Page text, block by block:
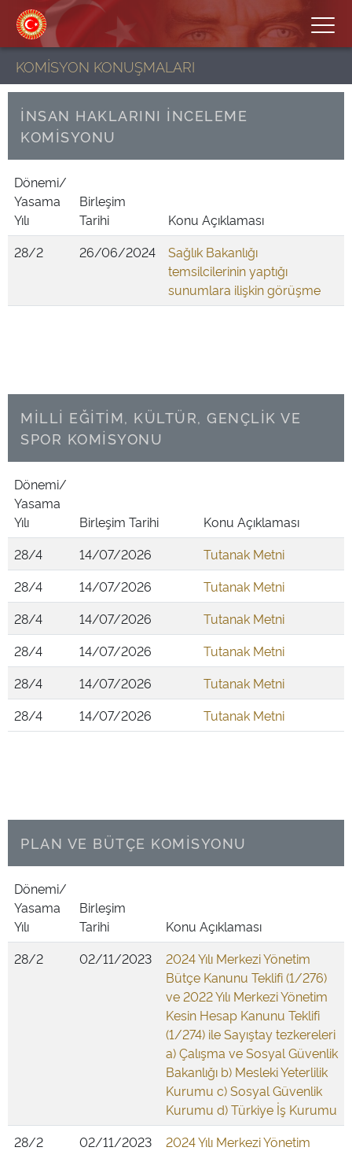
KOMİSYON KONUŞMALARI
İNSAN HAKLARINI İNCELEME
KOMİSYONU
Dönemi/
Yasama
Yılı
Birleşim
Tarihi
Konu Açıklaması
28/2
26/06/2024
Sağlık Bakanlığı
temsilcilerinin yaptığı
sunumlara ilişkin görüşme
MİLLİ EĞİTİM, KÜLTÜR, GENÇLİK VE
SPOR KOMİSYONU
Dönemi/
Yasama
Yılı
Birleşim Tarihi
Konu Açıklaması
28/4
14/07/2026
Tutanak Metni
28/4
14/07/2026
Tutanak Metni
28/4
14/07/2026
Tutanak Metni
28/4
14/07/2026
Tutanak Metni
28/4
14/07/2026
Tutanak Metni
28/4
14/07/2026 Tutanak Metni
PLAN VE BÜTÇE KOMİSYONU
Dönemi/
Yasama
Yılı
Birleşim
Tarihi
Konu Açıklaması
28/2
02/11/2023
2024 Yılı Merkezi Yönetim
Bütçe Kanunu Teklifi (1/276)
ve 2022 Yılı Merkezi Yönetim
Kesin Hesap Kanunu Teklifi
(1/274) ile Sayıştay tezkereleri
a) Çalışma ve Sosyal Güvenlik
Bakanlığı b) Mesleki Yeterlilik
Kurumu c) Sosyal Güvenlik
Kurumu d) Türkiye İş Kurumu
28/2
02/11/2023
2024 Yılı Merkezi Yönetim